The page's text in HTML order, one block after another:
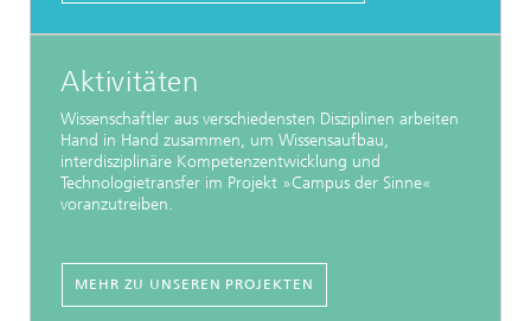
Aktivitäten
Wissenschaftler aus verschiedensten Disziplinen arbeiten
Hand in Hand zusammen, um Wissensaufbau,
interdisziplinäre Kompetenzentwicklung und
Technologietransfer im Projekt »Campus der Sinne«
voranzutreiben.
MEHR ZU UNSEREN PROJEKTEN